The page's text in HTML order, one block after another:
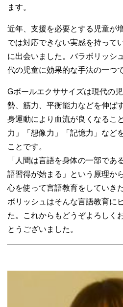
ます。
近年、支援を必要とする児童が
では対応できない実感を持って
に出会いました。バラボリッシ
代の児童に効果的な手法の一つ
Gボールエクササイズは現代の
勢、筋力、平衡能力などを伸ば
身運動により血流が良くなるこ
力」「想像力」「記憶力」など
ことです。
「人間は言語を身体の一部であ
語習得が始まる」という原理か
心を使って言語教育をしていき
ボリッシュはそんな言語教育に
た。これからもどうぞよろしく
とうございました。